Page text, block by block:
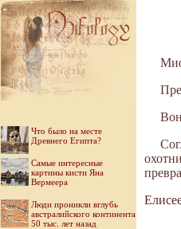
Что было на месте
Древнего Египта?
Самые интересные
картины кисти Яна
Вермеера
Люди проникли вглубь
австралийского континента
50 тыс. лет назад